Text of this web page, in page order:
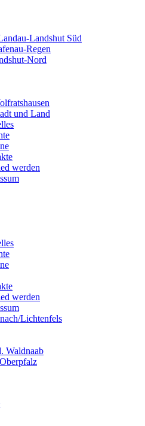
Landshut Süd
Regen
Nord
und Land
werden
werden
Lichtenfels
Waldnaab